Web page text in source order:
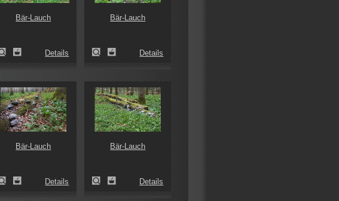
Bär-Lauch
Details
Bär-Lauch
Details
Bär-Lauch
Details
Bär-Lauch
Details